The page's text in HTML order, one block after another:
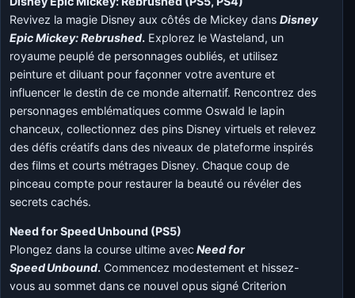
Revivez la magie Disney aux côtés de Mickey dansDisney
Epic Mickey: Rebrushed. Explorez le Wasteland, un
royaume peuplé de personnages oubliés, et utilisez
peinture et diluant pour façonner votre aventure et
influencer le destin de ce monde alternatif. Rencontrez des
personnages emblématiques comme Oswald le lapin
chanceux, collectionnez des pins Disney virtuels et relevez
des défis créatifs dans des niveaux de plateforme inspirés
des films et courts métrages Disney. Chaque coup de
pinceau compte pour restaurer la beauté ou révéler des
secrets cachés.
Need for Speed Unbound (PS5)
Plongez dans la course ultime avecNeed for
Speed Unbound. Commencez modestement et hissez-
vous au sommet dans ce nouvel opus signé Criterion